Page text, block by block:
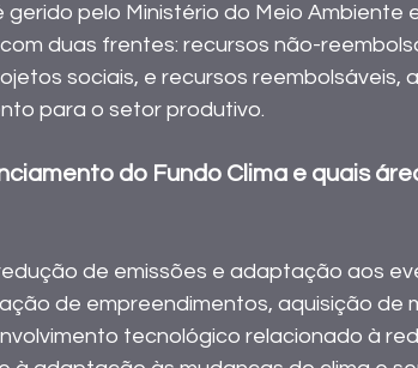
gerido pelo Ministério do Meio Ambiente
duas frentes: recursos não-
sociais, e recursos reembolsáveis,
para o setor produtivo.
do Fundo Clima e quais
de emissões e adaptação aos
de empreendimentos, aquisição de
tecnológico relacionado à